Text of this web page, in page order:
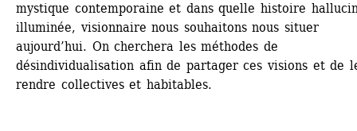
mystique contemporaine et dans quelle histoire
illuminée, visionnaire nous souhaitons nous situer
aujourd’hui. On cherchera les méthodes de
désindividualisation afin de partager ces visions et de
rendre collectives et habitables.